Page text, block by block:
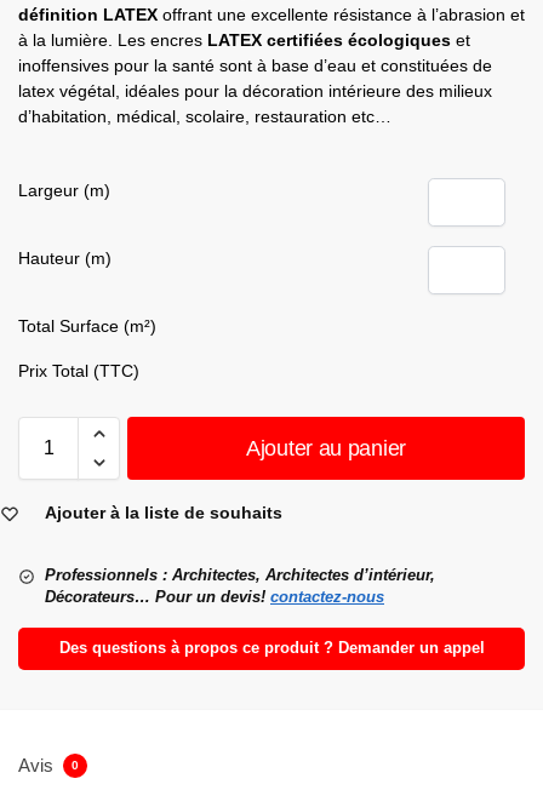
définition LATEX offrant une excellente résistance à l’abrasion et
à la lumière. Les encres LATEX certifiées écologiques et
inoffensives pour la santé sont à base d’eau et constituées de
latex végétal, idéales pour la décoration intérieure des milieux
d’habitation, médical, scolaire, restauration etc…
Largeur (m)
Hauteur (m)
Total Surface (m²)
Prix Total (TTC)
Ajouter au panier
Ajouter à la liste de souhaits
Professionnels : Architectes, Architectes d’intérieur,
Décorateurs… Pour un devis! contactez-nous
Des questions à propos ce produit ? Demander un appel
Avis 0